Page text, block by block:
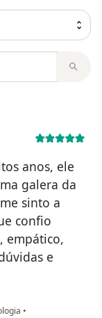
anos, ele
galera da
sinto a
confio
empático,
e
•